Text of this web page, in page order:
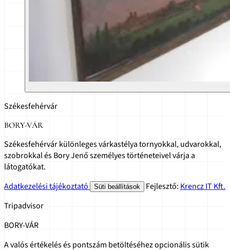
Székesfehérvár
BORY-VÁR
Székesfehérvár különleges várkastélya tornyokkal, udvarokkal,
szobrokkal és Bory Jenő személyes történeteivel várja a
látogatókat.
Adatkezelési tájékoztató
Süti beállítások Fejlesztő: Krencz IT Kft.
Tripadvisor
BORY-VÁR
A valós értékelés és pontszám betöltéséhez opcionális sütik